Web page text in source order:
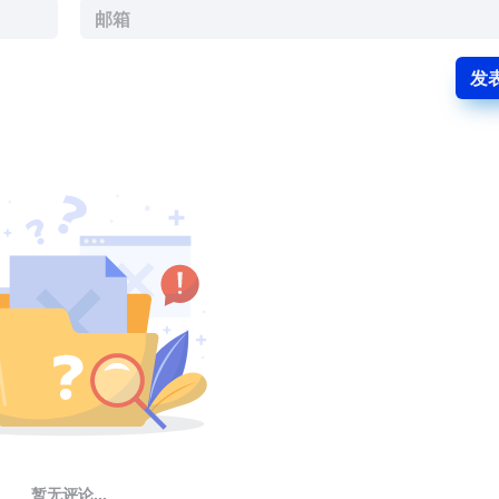
发
暂无评论...